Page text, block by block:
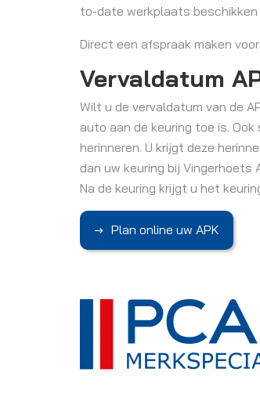
to-date werkplaats beschikken
Direct een afspraak maken
Vervaldatum
Wilt u de vervaldatum van de
auto aan de keuring toe is.
herinneren. U krijgt deze
dan uw keuring bij Vingerhoets
Na de keuring krijgt u het
Plan online uw APK